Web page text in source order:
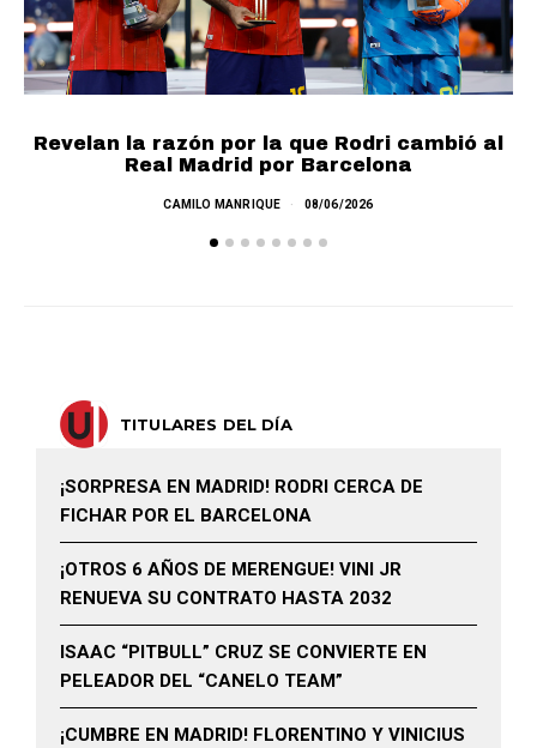
Revelan la razón por la que Rodri cambió al
Real Madrid por Barcelona
CAMILO MANRIQUE 08/06/2026
TITULARES DEL DÍA
¡SORPRESA EN MADRID! RODRI CERCA DE
FICHAR POR EL BARCELONA
¡OTROS 6 AÑOS DE MERENGUE! VINI JR
RENUEVA SU CONTRATO HASTA 2032
ISAAC “PITBULL” CRUZ SE CONVIERTE EN
PELEADOR DEL “CANELO TEAM”
¡CUMBRE EN MADRID! FLORENTINO Y VINICIUS